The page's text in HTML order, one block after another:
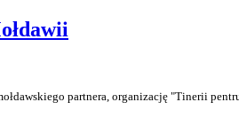
partnera, organizację "Tinerii